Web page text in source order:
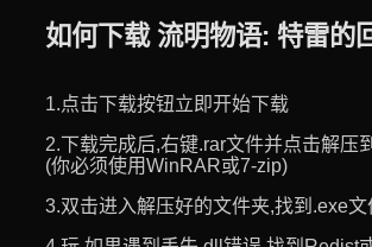
如何下载 流明物语: 特雷的
1.点击下载按钮立即开始下载
2.下载完成后,右键.rar文件并点击解压
(你必须使用WinRAR或7-zip)
3.双击进入解压好的文件夹,找到.exe